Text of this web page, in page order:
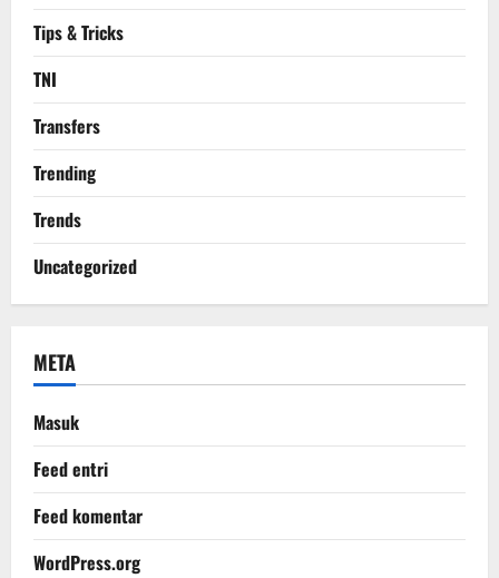
Tips & Tricks
TNI
Transfers
Trending
Trends
Uncategorized
META
Masuk
Feed entri
Feed komentar
WordPress.org